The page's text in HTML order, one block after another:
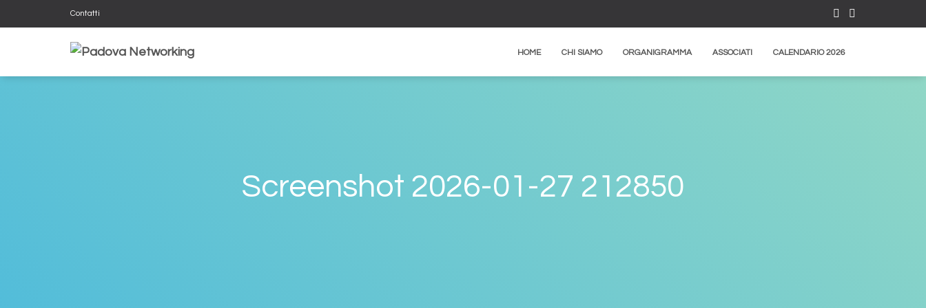
Contatti
HOME CHI SIAMO ORGANIGRAMMA ASSOCIATI CALENDARIO 2026
Screenshot 2026-01-27 212850